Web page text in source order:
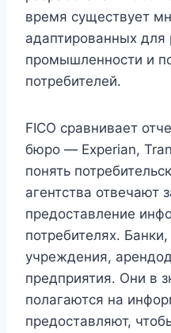
время существует
адаптированных для
промышленности и
потребителей.
FICO сравнивает
бюро — Experian,
понять
агентства отвечают
предоставление
потребителях.
учреждения,
предприятия. Они в
полагаются на
предоставляют,